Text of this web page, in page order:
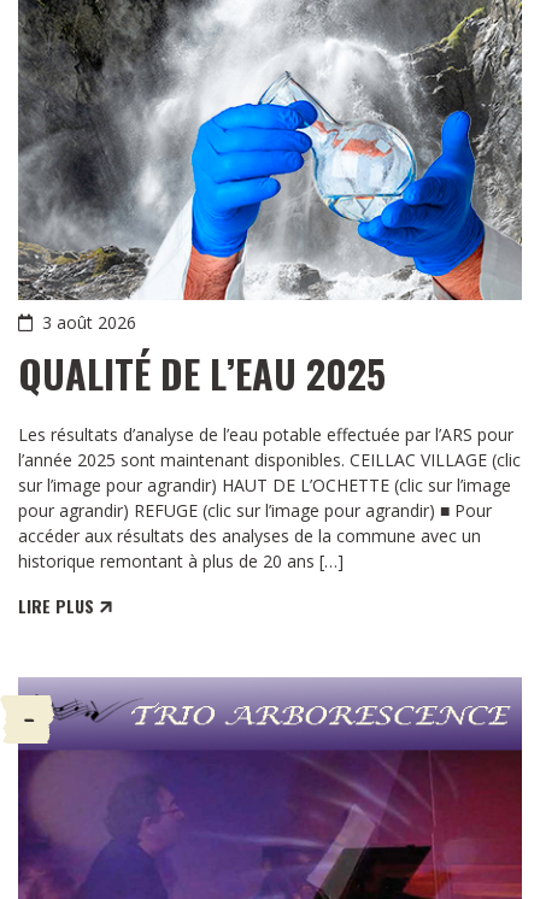
3 août 2026
QUALITÉ DE L’EAU 2025
Les résultats d’analyse de l’eau potable effectuée par l’ARS pour
l’année 2025 sont maintenant disponibles. CEILLAC VILLAGE (clic
sur l’image pour agrandir) HAUT DE L’OCHETTE (clic sur l’image
pour agrandir) REFUGE (clic sur l’image pour agrandir) ■ Pour
accéder aux résultats des analyses de la commune avec un
historique remontant à plus de 20 ans […]
LIRE PLUS
-